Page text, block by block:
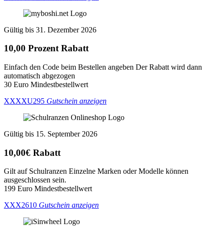
Gültig bis 31. Dezember 2026
10,00 Prozent Rabatt
Einfach den Code beim Bestellen angeben Der Rabatt wird dann
automatisch abgezogen
30 Euro Mindestbestellwert
XXXXU295 Gutschein anzeigen
Gültig bis 15. September 2026
10,00€ Rabatt
Gilt auf Schulranzen Einzelne Marken oder Modelle können
ausgeschlossen sein.
199 Euro Mindestbestellwert
XXX2610 Gutschein anzeigen